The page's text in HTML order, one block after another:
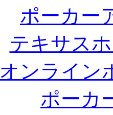
ポーカー
テキサス
オンライン
ポーカ